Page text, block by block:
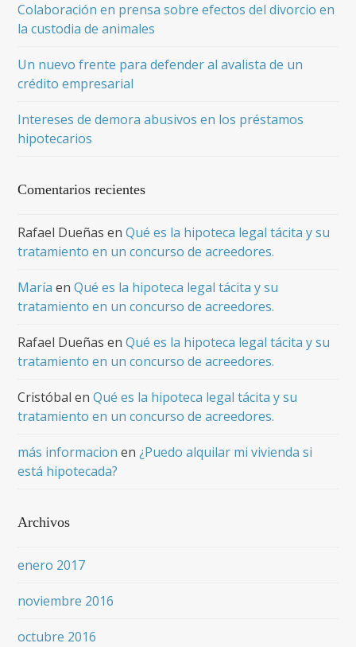
Colaboración en prensa sobre efectos del divorcio en
la custodia de animales
Un nuevo frente para defender al avalista de un
crédito empresarial
Intereses de demora abusivos en los préstamos
hipotecarios
Comentarios recientes
Rafael Dueñas enQué es la hipoteca legal tácita y su
tratamiento en un concurso de acreedores.
María enQué es la hipoteca legal tácita y su
tratamiento en un concurso de acreedores.
Rafael Dueñas enQué es la hipoteca legal tácita y su
tratamiento en un concurso de acreedores.
Cristóbal enQué es la hipoteca legal tácita y su
tratamiento en un concurso de acreedores.
más informacion en¿Puedo alquilar mi vivienda si
está hipotecada?
Archivos
enero 2017
noviembre 2016
octubre 2016